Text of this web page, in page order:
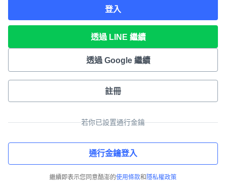
登入
透過 LINE 繼續
透過 Google 繼續
註冊
若你已設置通行金鑰
通行金鑰登入
繼續即表示您同意酷澎的使用條款和 隱私權政策